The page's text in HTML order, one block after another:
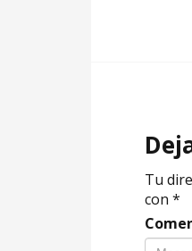
Tu
con *